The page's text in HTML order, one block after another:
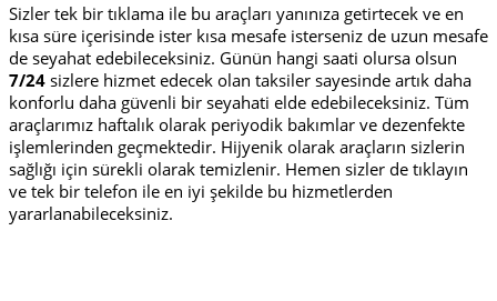
Sizler tek bir tıklama ile bu araçları yanınıza getirtecek ve en
kısa süre içerisinde ister kısa mesafe isterseniz de uzun mesafe
de seyahat edebileceksiniz. Günün hangi saati olursa olsun
7/24 sizlere hizmet edecek olan taksiler sayesinde artık daha
konforlu daha güvenli bir seyahati elde edebileceksiniz. Tüm
araçlarımız haftalık olarak periyodik bakımlar ve dezenfekte
işlemlerinden geçmektedir. Hijyenik olarak araçların sizlerin
sağlığı için sürekli olarak temizlenir. Hemen sizler de tıklayın
ve tek bir telefon ile en iyi şekilde bu hizmetlerden
yararlanabileceksiniz.